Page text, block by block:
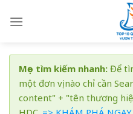
Mẹo tìm kiếm nhanh: Để
một đơn vị nào chỉ cần
content" + "tên thương